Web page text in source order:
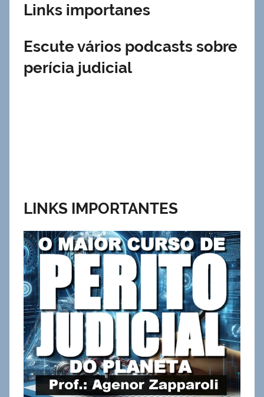
Links importanes
Escute vários podcasts sobre
perícia judicial
LINKS IMPORTANTES